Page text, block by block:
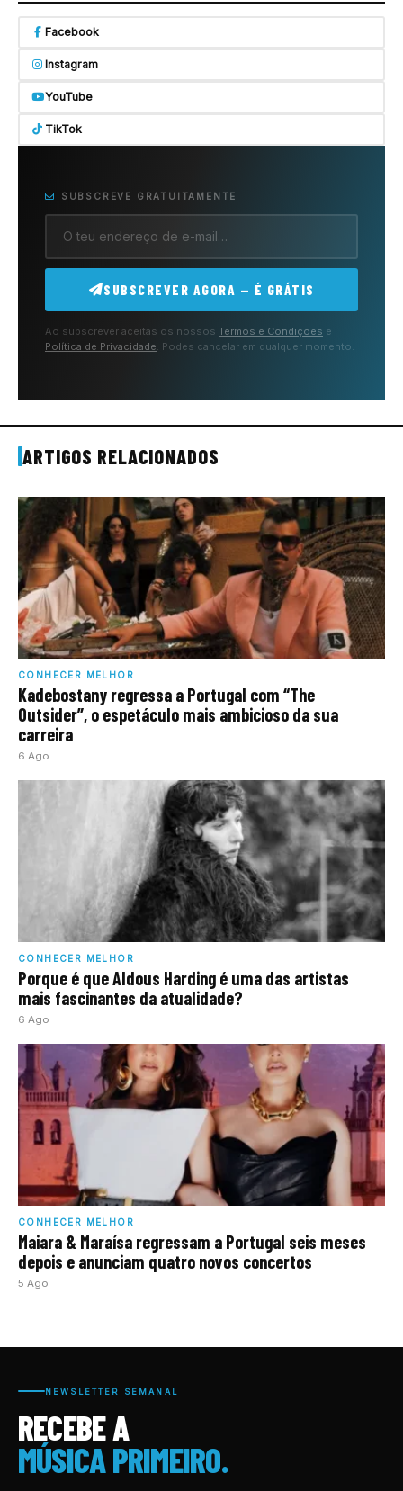
Facebook
Instagram
YouTube
TikTok
SUBSCREVE GRATUITAMENTE
SUBSCREVER AGORA — É GRÁTIS
Ao subscrever aceitas os nossos Termos e Condições e
Política de Privacidade . Podes cancelar em qualquer momento.
ARTIGOS RELACIONADOS
CONHECER MELHOR
Kadebostany regressa a Portugal com “The
Outsider”, o espetáculo mais ambicioso da sua
carreira
6 Ago
CONHECER MELHOR
Porque é que Aldous Harding é uma das artistas
mais fascinantes da atualidade?
6 Ago
CONHECER MELHOR
Maiara & Maraísa regressam a Portugal seis meses
depois e anunciam quatro novos concertos
5 Ago
NEWSLETTER SEMANAL
RECEBE A
MÚSICA PRIMEIRO.